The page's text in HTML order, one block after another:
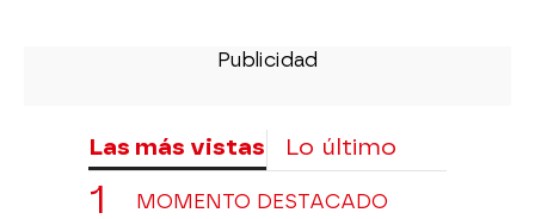
Las más vistas Lo último
MOMENTO DESTACADO